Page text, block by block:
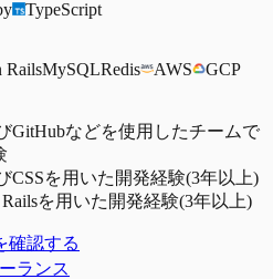
TypeScript
RailsMySQLRedis AWS GCP
GitHubなどを使用したチームで
CSSを用いた開発経験(3年以上)
Railsを用いた開発経験(3年以上)
確認する
ランス